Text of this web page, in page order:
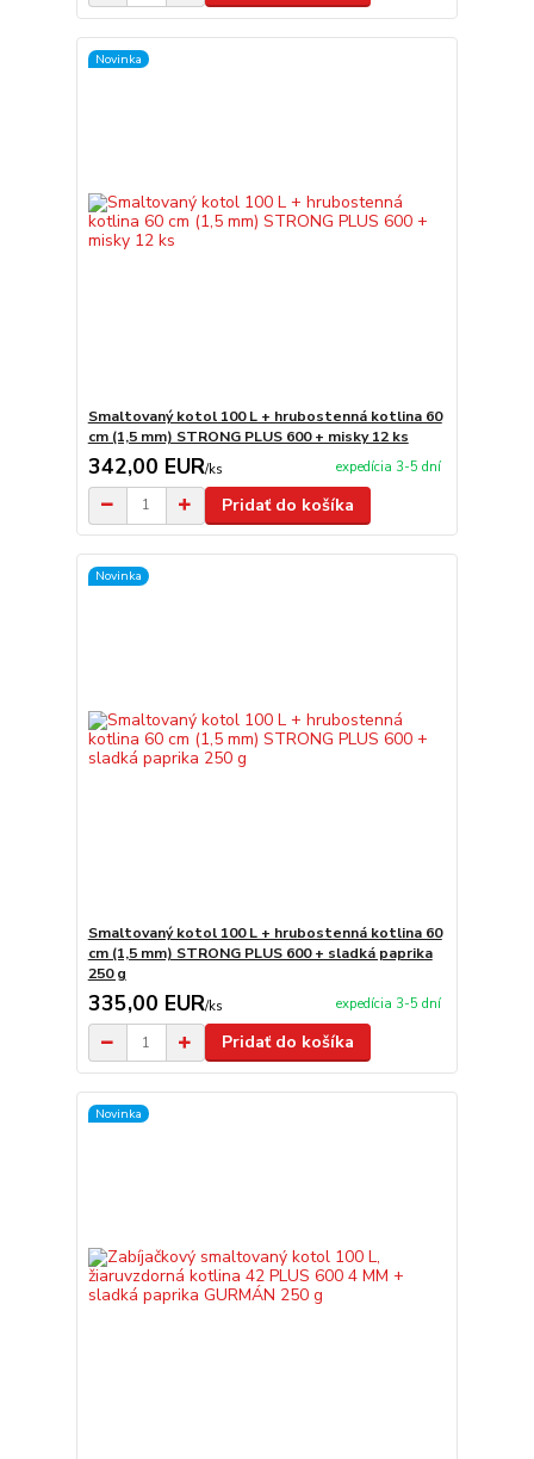
Novinka
Smaltovaný kotol 100 L + hrubostenná kotlina 60
cm (1,5 mm) STRONG PLUS 600 + misky 12 ks
342,00 EUR/ks expedícia 3-5 dní
Pridať do košíka
Novinka
Smaltovaný kotol 100 L + hrubostenná kotlina 60
cm (1,5 mm) STRONG PLUS 600 + sladká paprika
250 g
335,00 EUR/ks expedícia 3-5 dní
Pridať do košíka
Novinka